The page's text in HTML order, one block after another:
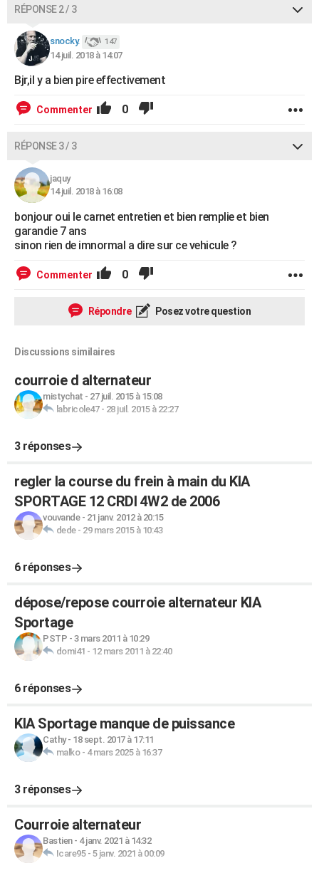
RÉPONSE 2 / 3
snocky. 147
14 juil. 2018 à 14:07
Bjr,il y a bien pire effectivement
Commenter 0
RÉPONSE 3 / 3
jaquy
14 juil. 2018 à 16:08
bonjour oui le carnet entretien et bien remplie et bien
garandie 7 ans
sinon rien de imnormal a dire sur ce vehicule ?
Commenter 0
Répondre Posez votre question
Discussions similaires
courroie d alternateur
mistychat - 27 juil. 2015 à 15:08
labricole47- 28 juil. 2015 à 22:27
3 réponses
regler la course du frein à main du KIA
SPORTAGE 12 CRDI 4W2 de 2006
vouvande- 21 janv. 2012 à 20:15
dede- 29 mars 2015 à 10:43
6 réponses
dépose/repose courroie alternateur KIA
Sportage
PSTP - 3 mars 2011 à 10:29
domi41 - 12 mars 2011 à 22:40
6 réponses
KIA Sportage manque de puissance
Cathy- 18 sept. 2017 à 17:11
malko- 4 mars 2025 à 16:37
3 réponses
Courroie alternateur
Bastien- 4 janv. 2021 à 14:32
Icare95- 5 janv. 2021 à 00:09